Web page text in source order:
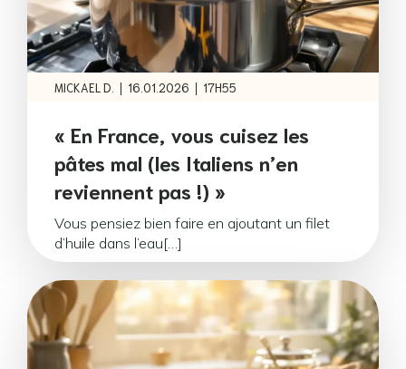
MICKAEL D. | 16.01.2026 | 17H55
« En France, vous cuisez les
pâtes mal (les Italiens n’en
reviennent pas !) »
Vous pensiez bien faire en ajoutant un filet
d’huile dans l’eau[…]